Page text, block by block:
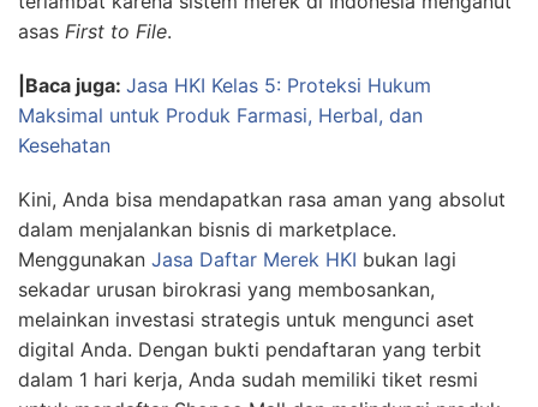
asas First to File.
|Baca juga: Jasa HKI Kelas 5: Proteksi Hukum
Maksimal untuk Produk Farmasi, Herbal, dan
Kesehatan
Kini, Anda bisa mendapatkan rasa aman yang absolut
dalam menjalankan bisnis di marketplace.
Menggunakan Jasa Daftar Merek HKI bukan lagi
sekadar urusan birokrasi yang membosankan,
melainkan investasi strategis untuk mengunci aset
digital Anda. Dengan bukti pendaftaran yang terbit
dalam 1 hari kerja, Anda sudah memiliki tiket resmi